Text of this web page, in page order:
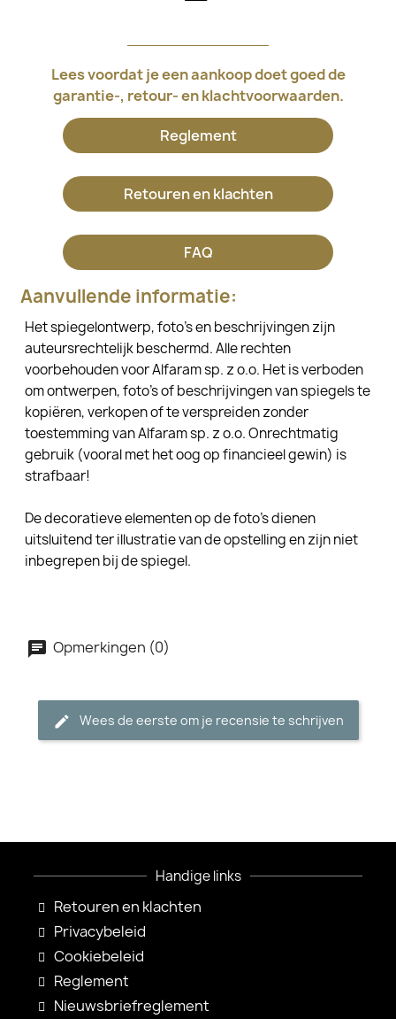
Lees voordat je een aankoop doet goed de
garantie-, retour- en klachtvoorwaarden.
Reglement
Retouren en klachten
FAQ
Aanvullende informatie:
Het spiegelontwerp, foto's en beschrijvingen zijn
auteursrechtelijk beschermd. Alle rechten
voorbehouden voor Alfaram sp. z o.o. Het is verboden
om ontwerpen, foto's of beschrijvingen van spiegels te
kopiëren, verkopen of te verspreiden zonder
toestemming van Alfaram sp. z o.o. Onrechtmatig
gebruik (vooral met het oog op financieel gewin) is
strafbaar!
De decoratieve elementen op de foto's dienen
uitsluitend ter illustratie van de opstelling en zijn niet
inbegrepen bij de spiegel.
Opmerkingen (0)
Wees de eerste om je recensie te schrijven
Handige links
Retouren en klachten
Privacybeleid
Cookiebeleid
Reglement
Nieuwsbriefreglement